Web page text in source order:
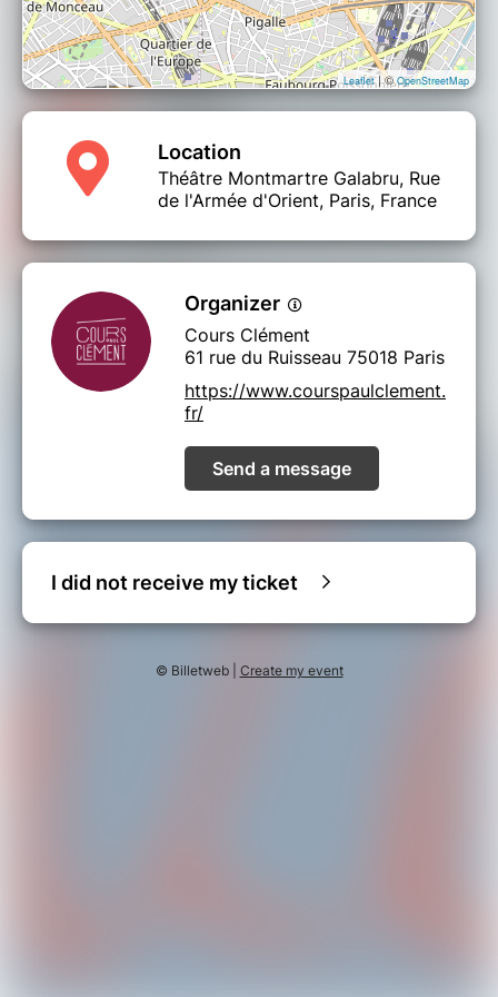
Leaflet| ©OpenStreetMap
Location
Théâtre Montmartre Galabru, Rue
de l'Armée d'Orient, Paris, France
Organizer
Cours Clément
61 rue du Ruisseau 75018 Paris
https://www.courspaulclement.
fr/
Send a message
I did not receive my ticket
© Billetweb | Create my event